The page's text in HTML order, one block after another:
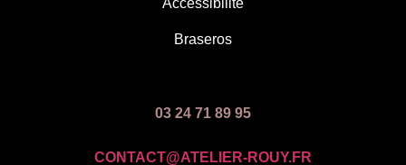
Accessibilité
Braseros
03 24 71 89 95
CONTACT@ATELIER-ROUY.FR